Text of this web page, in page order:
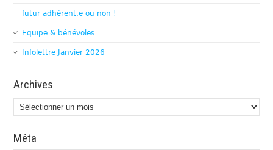
futur adhérent.e ou non !
Equipe & bénévoles
Infolettre Janvier 2026
Archives
Archives
Méta